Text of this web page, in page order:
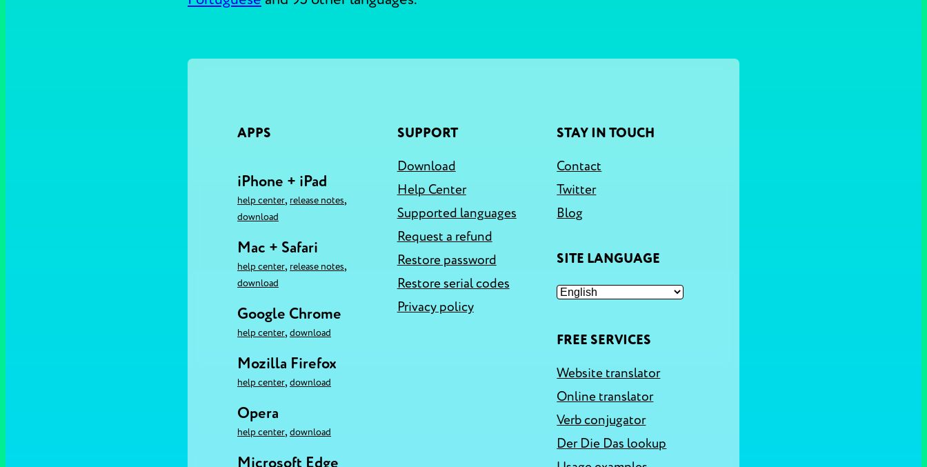
APPS
iPhone + iPad
help center, release notes,
download
Mac + Safari
help center, release notes,
download
Google Chrome
help center, download
Mozilla Firefox
help center, download
Opera
help center, download
Microsoft Edge
SUPPORT
Download
Help Center
Supported languages
Request a refund
Restore password
Restore serial codes
Privacy policy
STAY IN TOUCH
Contact
Twitter
Blog
SITE LANGUAGE
FREE SERVICES
Website translator
Online translator
Verb conjugator
Der Die Das lookup